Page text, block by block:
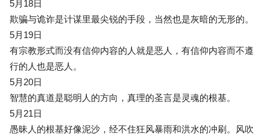
5月18日
欺骗与诡诈是计谋里最尖锐的手段，当然也是灰暗的无形的。
5月19日
有宗教形式而没有信仰内容的人就是恶人，有信仰内容而不遵
行的人也是恶人。
5月20日
智慧的真道是聪明人的方向，真理的圣言是灵魂的根基。
5月21日
愚昧人的根基好像泥沙，经不住狂风暴雨和洪水的冲刷。风吹